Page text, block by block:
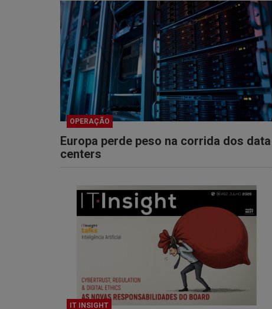
OPERAÇÃO
Europa perde peso na corrida dos data
centers
IT INSIGHT